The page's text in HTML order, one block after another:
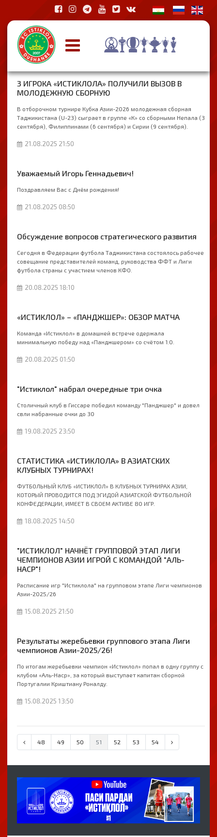
3 ИГРОКА «ИСТИКЛОЛА» ПОЛУЧИЛИ ВЫЗОВ В
МОЛОДЕЖНУЮ СБОРНУЮ
В отборочном турнире Кубка Азии-2026 молодежная сборная
Таджикистана (U-23) сыграет в группе «К» со сборными Непала (3
сентября), Филиппинами (6 сентября) и Сирии (9 сентября).
21.08.2025 21:50
Уважаемый Игорь Геннадьевич!
Поздравляем Вас с Днём рождения!
21.08.2025 08:50
Обсуждение вопросов стратегического развития
Сегодня в Федерации футбола Таджикистана состоялось рабочее
совещание представителей команд, руководства ФФТ и Лиги
футбола страны с участием членов КФО.
20.08.2025 18:10
«ИСТИКЛОЛ» – «ПАНДЖШЕР»: ОБЗОР МАТЧА
Команда «Истиклол» в домашней встрече одержала
минимальную победу над «Панджшером» со счётом 1:0.
20.08.2025 01:50
"Истиклол" набрал очередные три очка
Столичный клуб в Гиссаре победил команду "Панджшер" и довел
свли набранные очки до 30
19.08.2025 23:50
СТАТИСТИКА «ИСТИКЛОЛА» В АЗИАТСКИХ
КЛУБНЫХ ТУРНИРАХ!
ФУТБОЛЬНЫЙ КЛУБ «ИСТИКЛОЛ» В КЛУБНЫХ ТУРНИРАХ АЗИИ,
КОТОРЫЙ ПРОВОДИТСЯ ПОД ЭГИДОЙ АЗИАТСКОЙ ФУТБОЛЬНОЙ
КОНФЕДЕРАЦИИ, ИМЕЕТ В СВОЕМ АКТИВЕ 80 ИГР.
18.08.2025 14:50
"ИСТИКЛОЛ" НАЧНЁТ ГРУППОВОЙ ЭТАП ЛИГИ
ЧЕМПИОНОВ АЗИИ ИГРОЙ С КОМАНДОЙ "АЛЬ-
НАСР"!
Расписание игр "Истиклола" на групповом этапе Лиги чемпионов
Азии-2025/26
15.08.2025 21:50
Результаты жеребьевки группового этапа Лиги
чемпионов Азии-2025/26!
По итогам жеребьевки чемпион «Истиклол» попал в одну группу с
клубом «Аль-Наср», за который выступает капитан сборной
Португалии Криштиану Роналду.
15.08.2025 13:50
48 49 50 51 52 53 54